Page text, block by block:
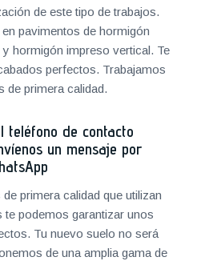
de este tipo de trabajos.
pavimentos de hormigón
hormigón impreso vertical. Te
perfectos. Trabajamos
de primera calidad.
de contacto
un mensaje por
primera calidad que utilizan
podemos garantizar unos
Tu nuevo suelo no será
de una amplia gama de